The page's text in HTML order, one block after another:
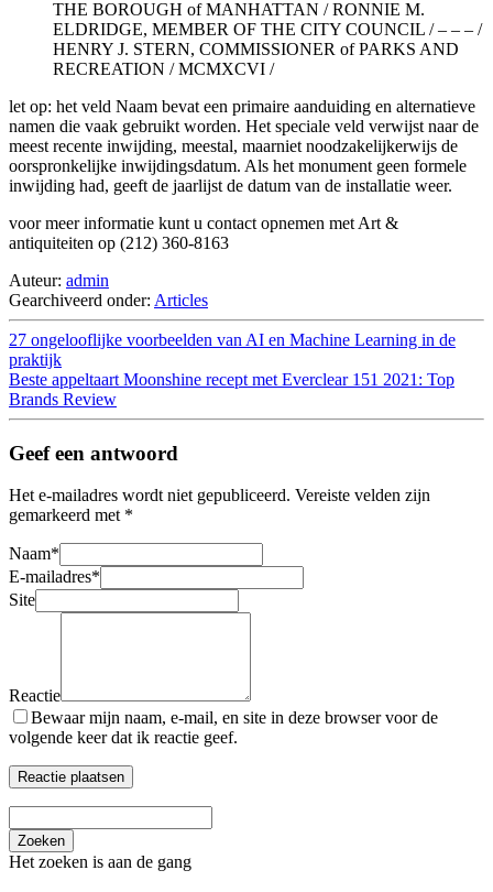
THE BOROUGH of MANHATTAN / RONNIE M.
ELDRIDGE, MEMBER OF THE CITY COUNCIL / – – – /
HENRY J. STERN, COMMISSIONER of PARKS AND
RECREATION / MCMXCVI /
let op: het veld Naam bevat een primaire aanduiding en alternatieve
namen die vaak gebruikt worden. Het speciale veld verwijst naar de
meest recente inwijding, meestal, maarniet noodzakelijkerwijs de
oorspronkelijke inwijdingsdatum. Als het monument geen formele
inwijding had, geeft de jaarlijst de datum van de installatie weer.
voor meer informatie kunt u contact opnemen met Art &
antiquiteiten op (212) 360-8163
Auteur: admin
Gearchiveerd onder: Articles
27 ongelooflijke voorbeelden van AI en Machine Learning in de
praktijk
Beste appeltaart Moonshine recept met Everclear 151 2021: Top
Brands Review
Geef een antwoord
Het e-mailadres wordt niet gepubliceerd. Vereiste velden zijn
gemarkeerd met *
Naam*
E-mailadres*
Site
Reactie
Bewaar mijn naam, e-mail, en site in deze browser voor de
volgende keer dat ik reactie geef.
Zoeken
Het zoeken is aan de gang